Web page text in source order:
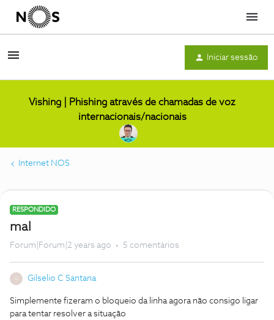
Menu
Iniciar sessão
Vishing | Phishing através de chamadas de voz
internacionais/nacionais
Internet NOS
RESPONDIDO
mal
Forum|Forum|2 years ago 5 comentários
G Gilselio C Santana
Simplemente fizeram o bloqueio da linha agora não consigo ligar
para tentar resolver a situação